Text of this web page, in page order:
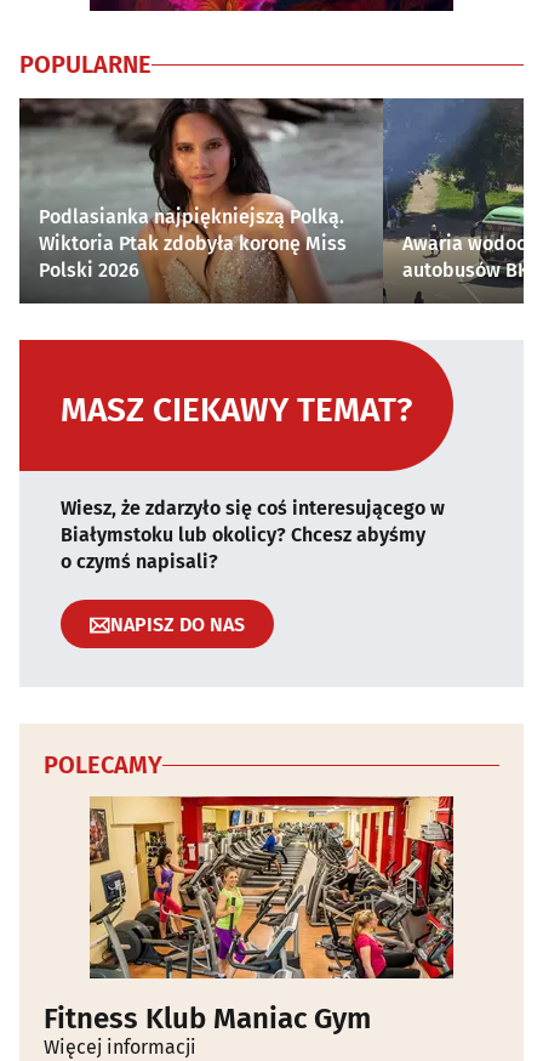
POPULARNE
Podlasianka najpiękniejszą Polką.
Wiktoria Ptak zdobyła koronę Miss
Polski 2026
Awaria
autobusów
MASZ CIEKAWY TEMAT?
Wiesz, że zdarzyło się coś interesującego w
Białymstoku lub okolicy? Chcesz abyśmy
o czymś napisali?
NAPISZ DO NAS
POLECAMY
Fitness Klub Maniac Gym
Więcej informacji